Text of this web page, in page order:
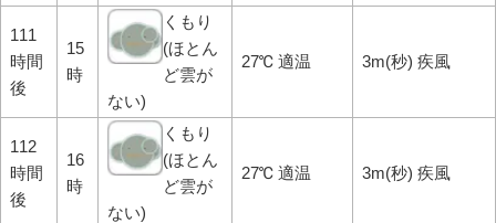
111
時間
後
15
時
くもり
(ほとん
ど雲が
ない)
27℃ 適温 3m(秒) 疾風
112
時間
後
16
時
くもり
(ほとん
ど雲が
ない)
27℃ 適温 3m(秒) 疾風